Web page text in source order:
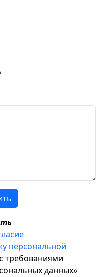
персональной
требованиями
данных»